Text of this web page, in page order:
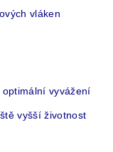
vláken
vyvážení
vyšší životnost